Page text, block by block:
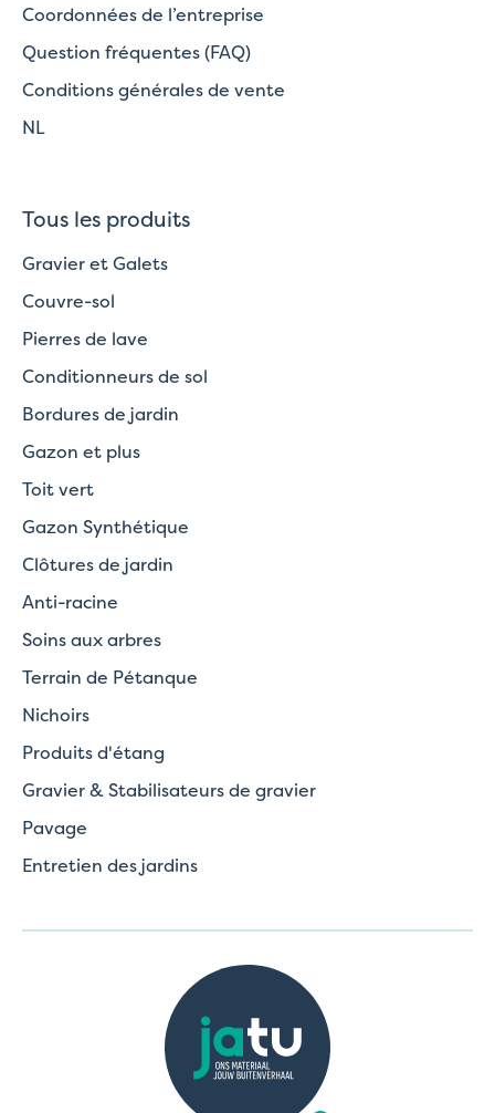
Coordonnées de l’entreprise
Question fréquentes (FAQ)
Conditions générales de vente
NL
Tous les produits
Gravier et Galets
Couvre-sol
Pierres de lave
Conditionneurs de sol
Bordures de jardin
Gazon et plus
Toit vert
Gazon Synthétique
Clôtures de jardin
Anti-racine
Soins aux arbres
Terrain de Pétanque
Nichoirs
Produits d'étang
Gravier & Stabilisateurs de gravier
Pavage
Entretien des jardins